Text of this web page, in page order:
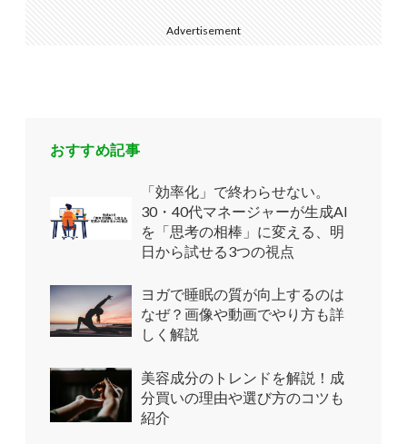
Advertisement
おすすめ記事
「効率化」で終わらせない。
30・40代マネージャーが生成AI
を「思考の相棒」に変える、明
日から試せる3つの視点
ヨガで睡眠の質が向上するのは
なぜ？画像や動画でやり方も詳
しく解説
美容成分のトレンドを解説！成
分買いの理由や選び方のコツも
紹介